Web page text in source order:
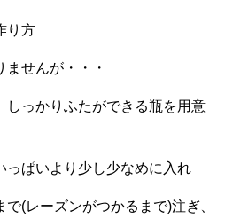
り方
せんが・・・
しっかりふたができる瓶を用意
っぱいより少し少なめに入れ
(レーズンがつかるまで)注ぎ、